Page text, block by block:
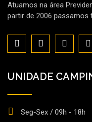
Atuamos na área
partir de 2006 passamos
UNIDADE
Seg-Sex / 09h - 18h